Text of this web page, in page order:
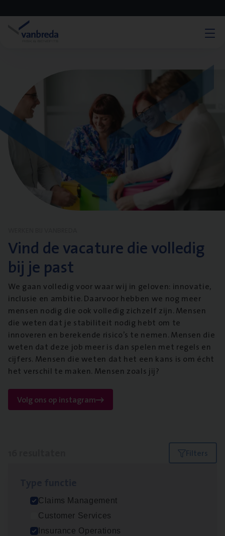
Vind de vacature die volledig
bij je past
We gaan volledig voor waar wij in geloven: innovatie,
inclusie en ambitie. Daarvoor hebben we nog meer
mensen nodig die ook volledig zichzelf zijn. Mensen
die weten dat je stabiliteit nodig hebt om te
innoveren en berekende risico’s te nemen. Mensen die
weten dat deze job meer is dan spelen met regels en
cijfers. Mensen die weten dat het een kans is om écht
het verschil te maken. Mensen zoals jij?
Volg ons op instagram
Filters
Claims Management
Customer Services
Insurance Operations
Busi­ness Analyst
IT, Change & Innovation
Antwerpen